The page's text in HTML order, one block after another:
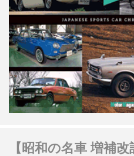
【昭和の名車 増補